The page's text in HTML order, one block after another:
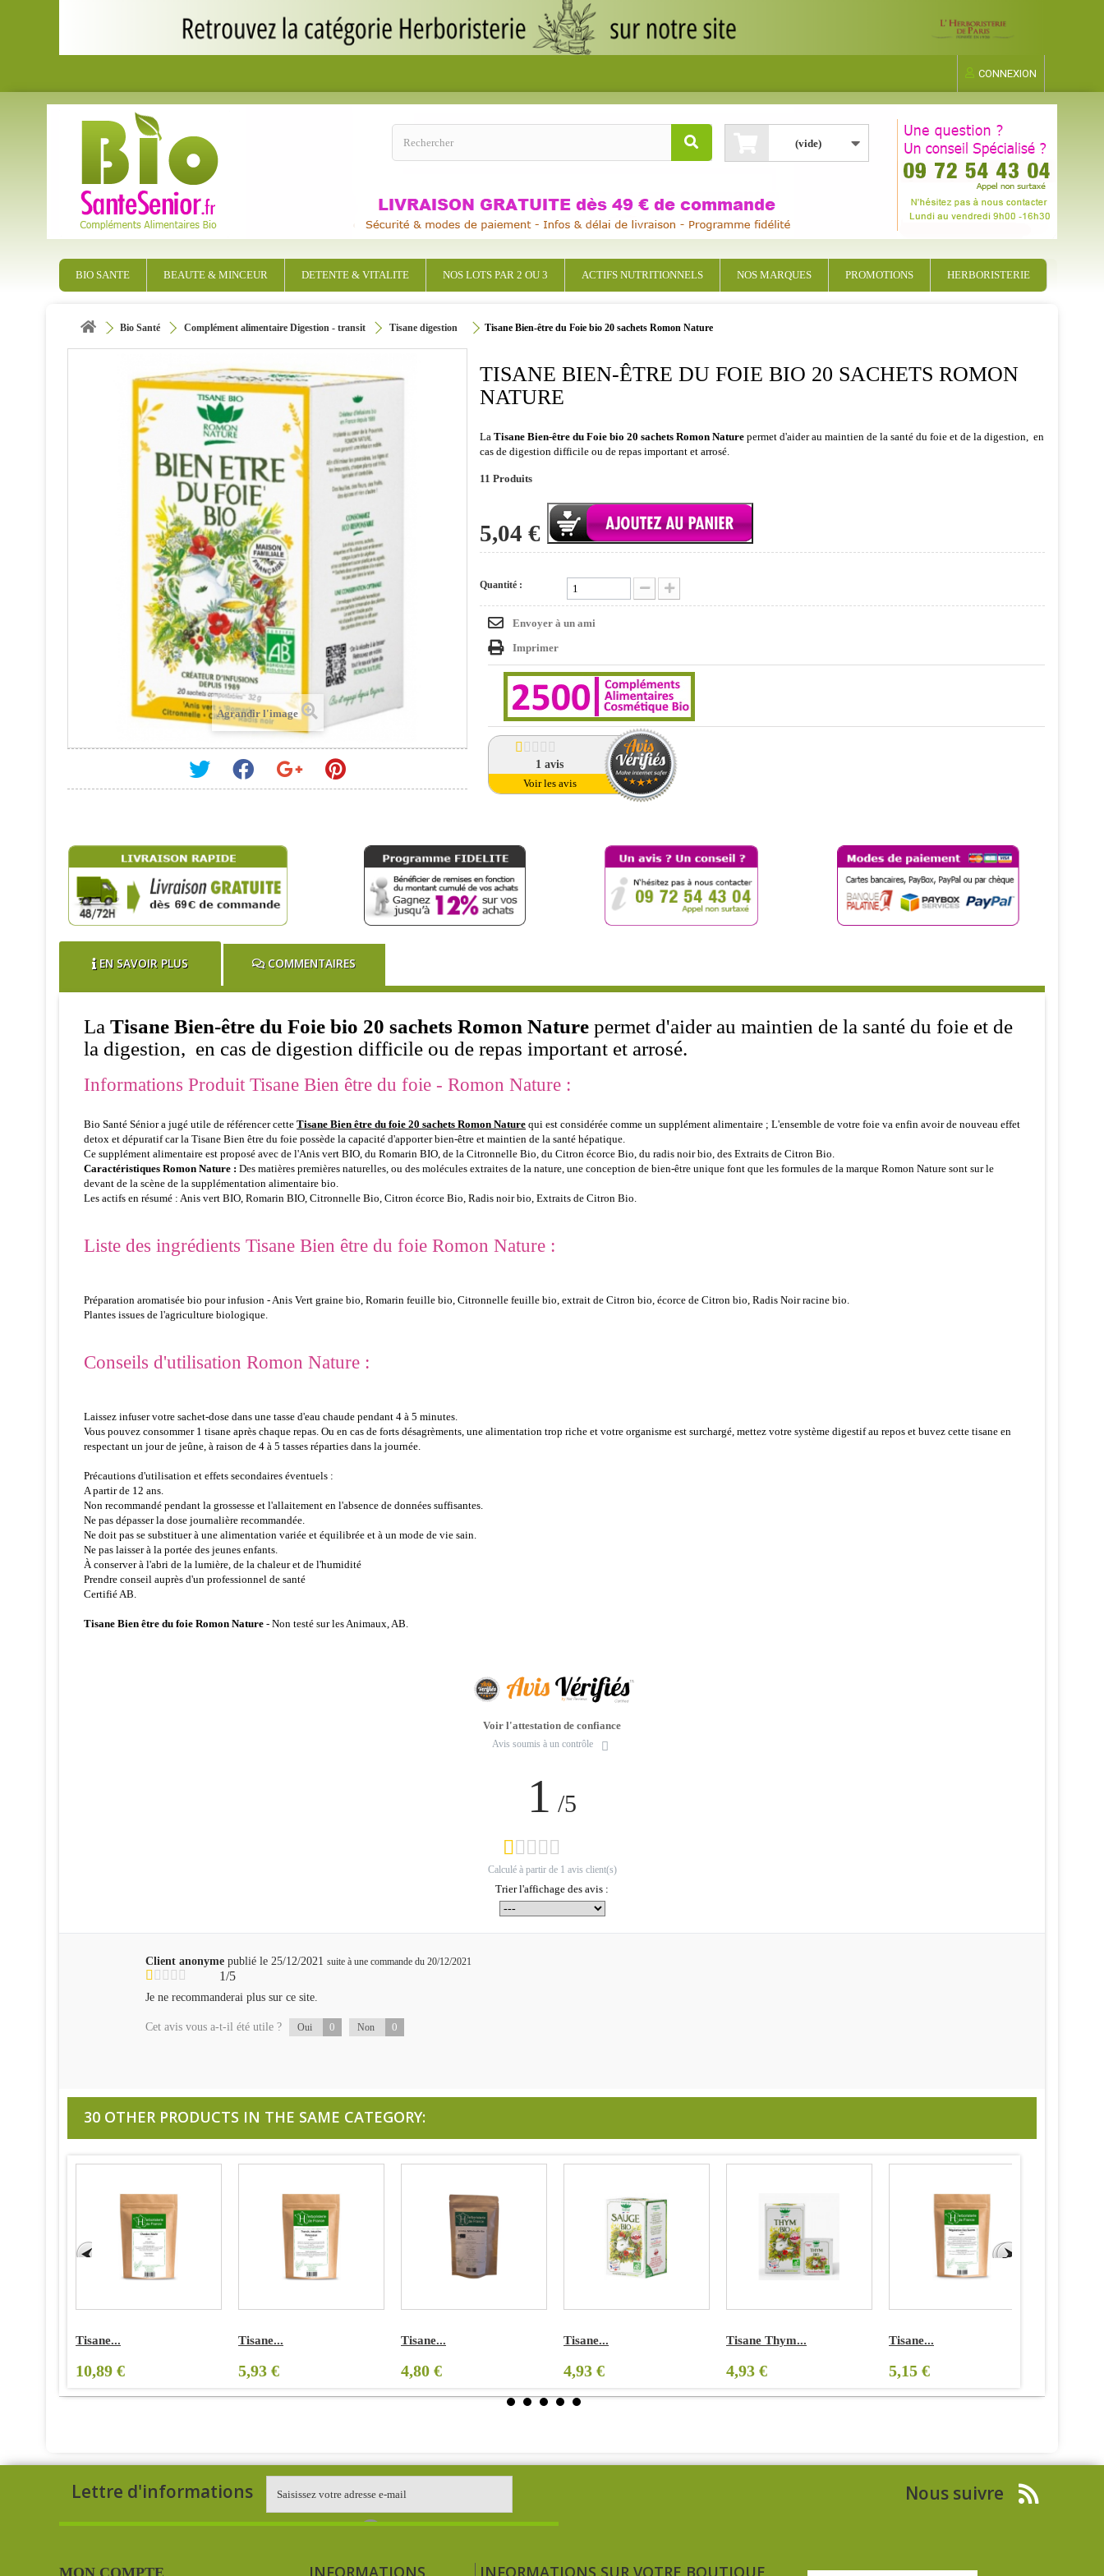
CONNEXION
(vide)
BIO SANTE BEAUTE & MINCEUR DETENTE & VITALITE NOS LOTS PAR 2 OU 3 ACTIFS NUTRITIONNELS NOS MARQUES PROMOTIONS HERBORISTERIE
Bio Santé Complément alimentaire Digestion - transit Tisane digestion Tisane Bien-être du Foie bio 20 sachets Romon Nature
Agrandir l'image
TISANE BIEN-ÊTRE DU FOIE BIO 20 SACHETS ROMON
NATURE
LaTisane Bien-être du Foie bio 20 sachets Romon Nature permet d'aider au maintien de la santé du foie et de la digestion, en
cas de digestion difficile ou de repas important et arrosé.
11 Produits
5,04 €
Quantité :
Envoyer à un ami
Imprimer
1avis
Voir les avis
EN SAVOIR PLUS COMMENTAIRES
La Tisane Bien-être du Foie bio 20 sachets Romon Nature permet d'aider au maintien de la santé du foie et de
la digestion, en cas de digestion difficile ou de repas important et arrosé.
Informations Produit Tisane Bien être du foie - Romon Nature :
Bio Santé Sénior a jugé utile de référencer cette Tisane Bien être du foie 20 sachets Romon Nature qui est considérée comme un supplément alimentaire ; L'ensemble de votre foie va enfin avoir de nouveau effet
detox et dépuratif car la Tisane Bien être du foie possède la capacité d'apporter bien-être et maintien de la santé hépatique.
Ce supplément alimentaire est proposé avec de l'Anis vert BIO, du Romarin BIO, de la Citronnelle Bio, du Citron écorce Bio, du radis noir bio, des Extraits de Citron Bio.
Caractéristiques Romon Nature : Des matières premières naturelles, ou des molécules extraites de la nature, une conception de bien-être unique font que les formules de la marque Romon Nature sont sur le
devant de la scène de la supplémentation alimentaire bio.
Les actifs en résumé : Anis vert BIO, Romarin BIO, Citronnelle Bio, Citron écorce Bio, Radis noir bio, Extraits de Citron Bio.
Liste des ingrédients Tisane Bien être du foie Romon Nature :
Préparation aromatisée bio pour infusion - Anis Vert graine bio, Romarin feuille bio, Citronnelle feuille bio, extrait de Citron bio, écorce de Citron bio, Radis Noir racine bio.
Plantes issues de l'agriculture biologique.
Conseils d'utilisation Romon Nature :
Laissez infuser votre sachet-dose dans une tasse d'eau chaude pendant 4 à 5 minutes.
Vous pouvez consommer 1 tisane après chaque repas. Ou en cas de forts désagrèments, une alimentation trop riche et votre organisme est surchargé, mettez votre système digestif au repos et buvez cette tisane en
respectant un jour de jeûne, à raison de 4 à 5 tasses réparties dans la journée.
Précautions d'utilisation et effets secondaires éventuels :
A partir de 12 ans.
Non recommandé pendant la grossesse et l'allaitement en l'absence de données suffisantes.
Ne pas dépasser la dose journalière recommandée.
Ne doit pas se substituer à une alimentation variée et équilibrée et à un mode de vie sain.
Ne pas laisser à la portée des jeunes enfants.
À conserver à l'abri de la lumière, de la chaleur et de l'humidité
Prendre conseil auprès d'un professionnel de santé
Certifié AB.
Tisane Bien être du foie Romon Nature - Non testé sur les Animaux, AB.
Voir l'attestation de confiance
Avis soumis à un contrôle
1 /5
Calculé à partir de 1 avis client(s)
Trier l'affichage des avis :
Client anonyme publié le 25/12/2021 suite à une commande du 20/12/2021
1/5
Je ne recommanderai plus sur ce site.
Cet avis vous a-t-il été utile ? Oui 0 Non 0
30 OTHER PRODUCTS IN THE SAME CATEGORY:
Tisane...
10,89 €
Tisane...
5,93 €
Tisane...
4,80 €
Tisane...
4,93 €
Tisane Thym...
4,93 €
Tisane...
5,15 €
Lettre d'informations Nous suivre